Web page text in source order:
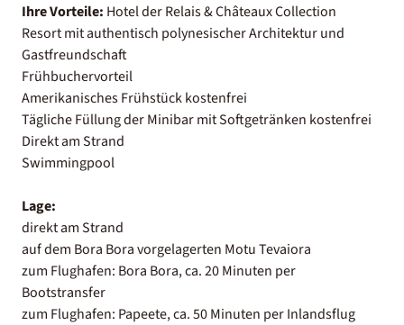
Ihre Vorteile: Hotel der Relais & Châteaux Collection
Resort mit authentisch polynesischer Architektur und
Gastfreundschaft
Frühbuchervorteil
Amerikanisches Frühstück kostenfrei
Tägliche Füllung der Minibar mit Softgetränken kostenfrei
Direkt am Strand
Swimmingpool
Lage:
direkt am Strand
auf dem Bora Bora vorgelagerten Motu Tevaiora
zum Flughafen: Bora Bora, ca. 20 Minuten per
Bootstransfer
zum Flughafen: Papeete, ca. 50 Minuten per Inlandsflug